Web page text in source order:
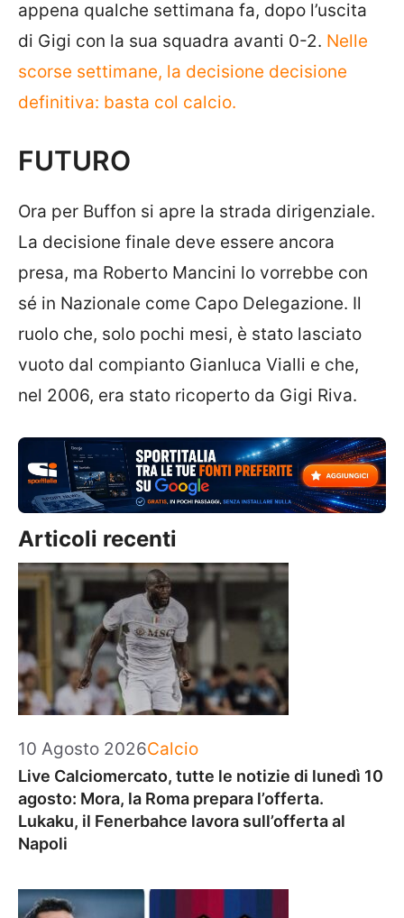
appena qualche settimana fa, dopo l’uscita
di Gigi con la sua squadra avanti 0-2. Nelle
scorse settimane, la decisione decisione
definitiva: basta col calcio.
FUTURO
Ora per Buffon si apre la strada dirigenziale.
La decisione finale deve essere ancora
presa, ma Roberto Mancini lo vorrebbe con
sé in Nazionale come Capo Delegazione. Il
ruolo che, solo pochi mesi, è stato lasciato
vuoto dal compianto Gianluca Vialli e che,
nel 2006, era stato ricoperto da Gigi Riva.
Articoli recenti
10 Agosto 2026Categorie
Calcio
Live Calciomercato, tutte le notizie di lunedì 10
agosto: Mora, la Roma prepara l’offerta.
Lukaku, il Fenerbahce lavora sull’offerta al
Napoli